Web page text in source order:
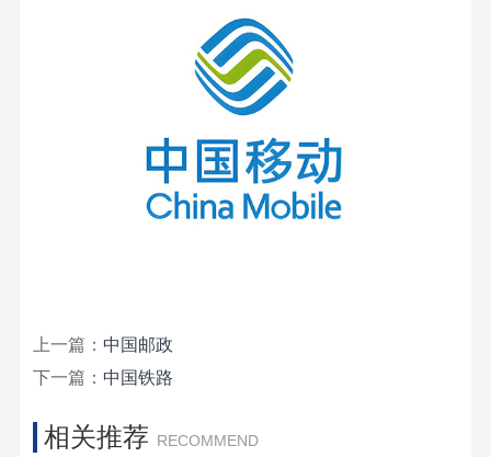
上一篇： 中国邮政
下一篇： 中国铁路
相关推荐 RECOMMEND